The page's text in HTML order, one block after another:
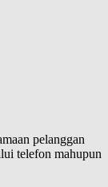
pelanggan
telefon mahupun